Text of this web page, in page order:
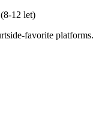
12 let)
favorite platforms.